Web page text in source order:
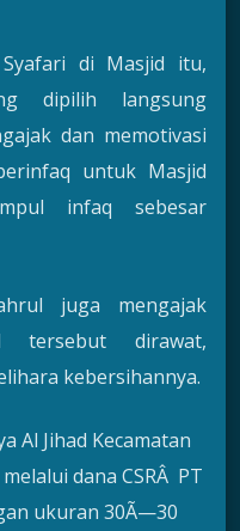
di Masjid itu,
dipilih langsung
dan memotivasi
untuk Masjid
infaq sebesar
juga mengajak
tersebut dirawat,
kebersihannya.
Al Jihad Kecamatan
dana CSRÂ PT
ukuran 30Ã—30